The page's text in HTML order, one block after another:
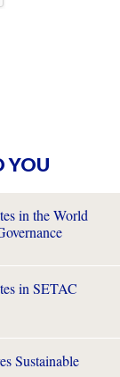
YOU
in the World
in SETAC
Sustainable